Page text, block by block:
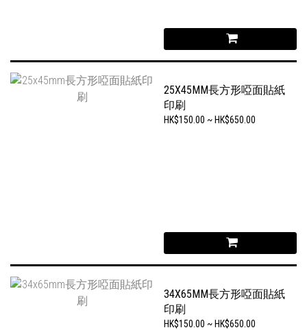
25X45MM長方形啞面貼紙
印刷
HK$150.00 ~ HK$650.00
34X65MM長方形啞面貼紙
印刷
HK$150.00 ~ HK$650.00